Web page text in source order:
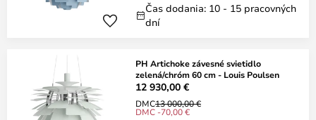
Čas dodania: 10 - 15 pracovných
dní
PH Artichoke závesné svietidlo
zelená/chróm 60 cm - Louis Poulsen
12 930,00 €
DMC13 000,00 €
DMC -70,00 €